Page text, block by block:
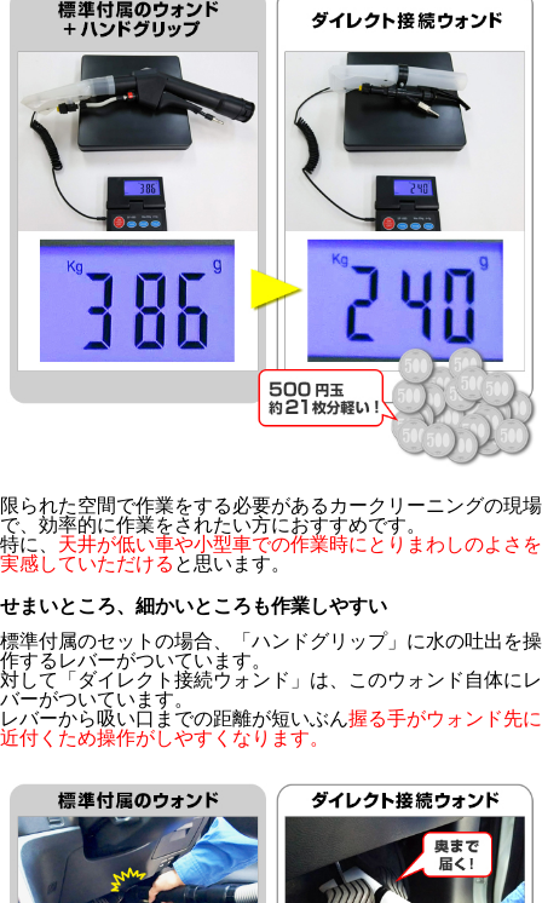
限られた空間で作業をする必要があるカークリーニングの現場
で、効率的に作業をされたい方におすすめです。
特に、 天井が低い車や小型車での作業時にとりまわしのよさを
実感していただける と思います。
せまいところ、細かいところも作業しやすい
標準付属のセットの場合、「ハンドグリップ」に水の吐出を操
作するレバーがついています。
対して「ダイレクト接続ウォンド」は、このウォンド自体にレ
バーがついています。
レバーから吸い口までの距離が短いぶん握る手がウォンド先に
近付くため操作がしやすくなります。